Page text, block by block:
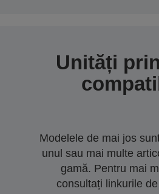
Unități
Modelele de mai jos
unul sau mai multe
gamă. Pentru mai
consultați linkurile